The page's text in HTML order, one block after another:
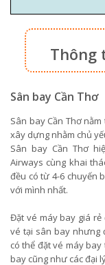
Thông
Sân bay Cần Thơ
Sân bay Cần Thơ
xây dựng nhằm chủ
Sân bay Cần Thơ
Airways cùng khai
đều có từ 4-6 chuyến
với mình nhất.
Đặt vé máy bay giá rẻ
vé tại sân bay nhưng
có thể đặt vé máy
bay cũng như các đại